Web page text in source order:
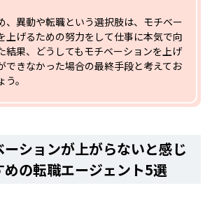
、異動や転職という選択肢は、モチベー
上げるための努力をして仕事に本気で向
結果、どうしてもモチベーションを上げ
できなかった場合の最終手段と考えてお
。
ションが上がらないと感じ
めの転職エージェント5選